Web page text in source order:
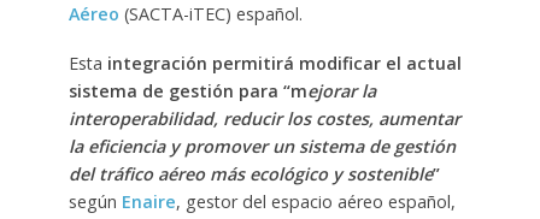
Aéreo (SACTA-iTEC) español.
Esta integración permitirá modificar el actual
sistema de gestión para “mejorar la
interoperabilidad, reducir los costes, aumentar
la eficiencia y promover un sistema de gestión
del tráfico aéreo más ecológico y sostenible”
según Enaire, gestor del espacio aéreo español,